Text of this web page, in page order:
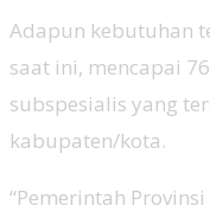
Adapun kebutuhan
saat ini, mencapai
subspesialis yang
kabupaten/kota.
“Pemerintah